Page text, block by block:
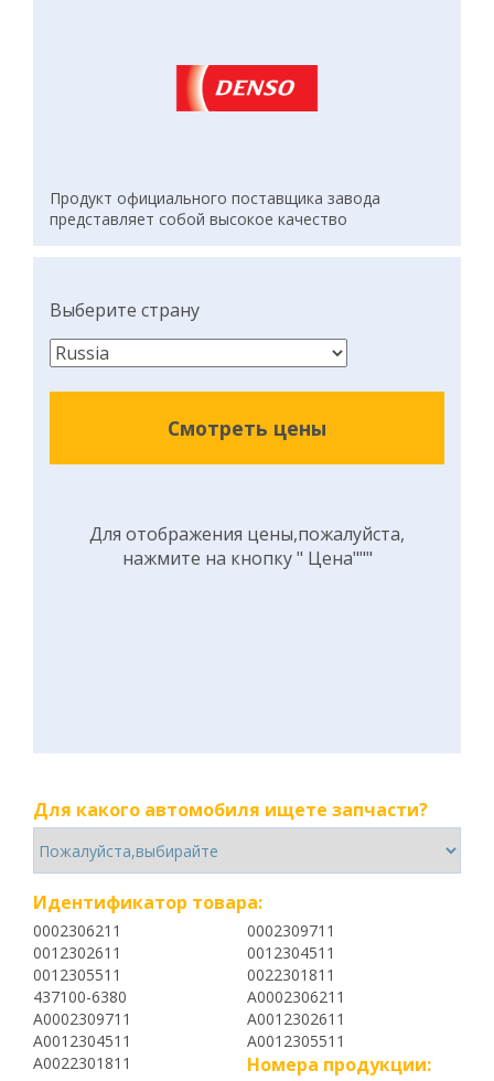
Продукт официального поставщика завода
представляет собой высокое качество
Выберите страну
Смотреть цены
Для отображения цены,пожалуйста,
нажмите на кнопку " Цена"""
Для какого автомобиля ищете запчасти?
Идентификатор товара:
0002306211
0002309711
0012302611
0012304511
0012305511
0022301811
437100-6380
A0002306211
A0002309711
A0012302611
A0012304511
A0012305511
A0022301811
Номера продукции: